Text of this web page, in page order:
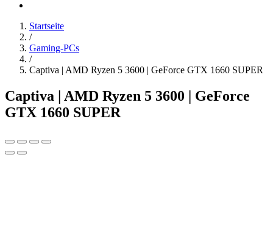
Startseite
/
Gaming-PCs
/
Captiva | AMD Ryzen 5 3600 | GeForce GTX 1660 SUPER
Captiva | AMD Ryzen 5 3600 | GeForce
GTX 1660 SUPER